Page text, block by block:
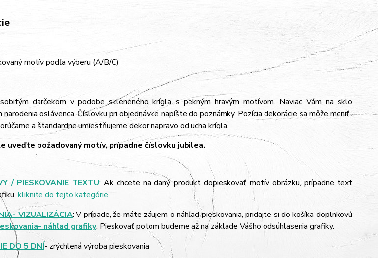
motív podľa výberu (A/B/C)
darčekom v podobe skleneného krígla s pekným hravým motívom. Naviac Vám na sklo
oslávenca. Číslovku pri objednávke napíšte do poznámky. Pozícia dekorácie sa môže meniť-
a štandardne umiestňujeme dekor napravo od ucha krígla.
uveďte požadovaný motív, prípadne číslovku jubilea.
/ PIESKOVANIE TEXTU: Ak chcete na daný produkt dopieskovať motív obrázku, prípadne text
kliknite do tejto kategórie.
VIZUALIZÁCIA: V prípade, že máte záujem o náhľad pieskovania, pridajte si do košíka doplnkovú
náhľad grafiky. Pieskovať potom budeme až na základe Vášho odsúhlasenia grafiky.
DO 5 DNÍ- zrýchlená výroba pieskovania